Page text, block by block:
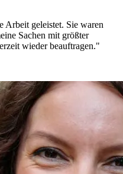
Arbeit geleistet. Sie waren
Sachen mit größter
wieder beauftragen."